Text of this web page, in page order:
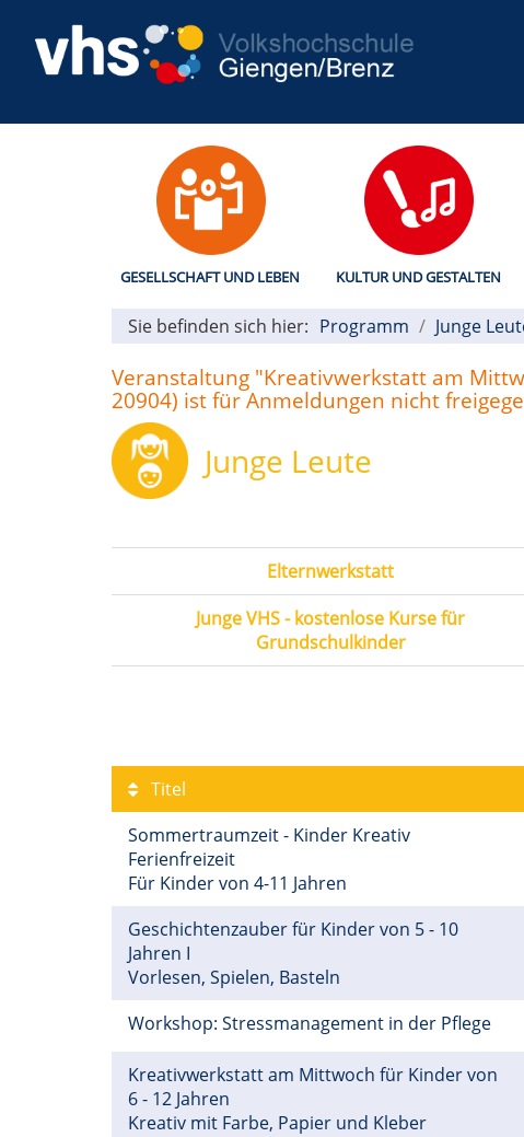
GESELLSCHAFT UND LEBEN KULTUR UND GESTALTEN
Sie befinden sich hier: Programm Junge
Veranstaltung "Kreativwerkstatt am
20904) ist für Anmeldungen nicht
Junge Leute
Elternwerkstatt
Junge VHS - kostenlose Kurse für
Grundschulkinder
Titel
Sommertraumzeit - Kinder Kreativ
Ferienfreizeit
Für Kinder von 4-11 Jahren
Geschichtenzauber für Kinder von 5 - 10
Jahren I
Vorlesen, Spielen, Basteln
Workshop: Stressmanagement in der Pflege
Kreativwerkstatt am Mittwoch für Kinder von
6 - 12 Jahren
Kreativ mit Farbe, Papier und Kleber